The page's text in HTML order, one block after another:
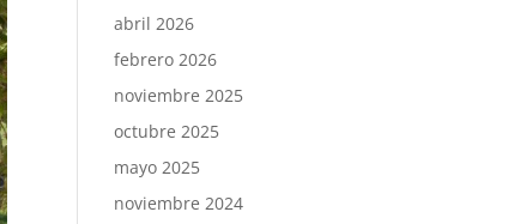
abril 2026
febrero 2026
noviembre 2025
octubre 2025
mayo 2025
noviembre 2024